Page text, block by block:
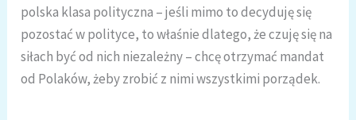
polska klasa polityczna – jeśli mimo to decyduję się
pozostać w polityce, to właśnie dlatego, że czuję się na
siłach być od nich niezależny – chcę otrzymać mandat
od Polaków, żeby zrobić z nimi wszystkimi porządek.